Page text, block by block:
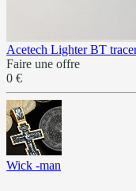
Acetech Lighter BT
Faire une offre
0 €
Wick -man